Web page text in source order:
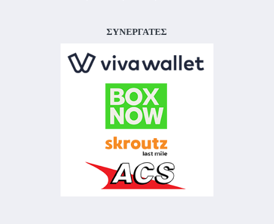
ΣΥΝΕΡΓΑΤΕΣ